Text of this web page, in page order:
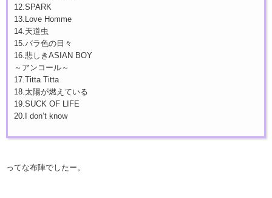
12.SPARK
13.Love Homme
14.天道虫
15.バラ色の日々
16.悲しきASIAN BOY
～アンコール～
17.Titta Titta
18.太陽が燃えている
19.SUCK OF LIFE
20.I don’t know
ってな布陣でしたー。